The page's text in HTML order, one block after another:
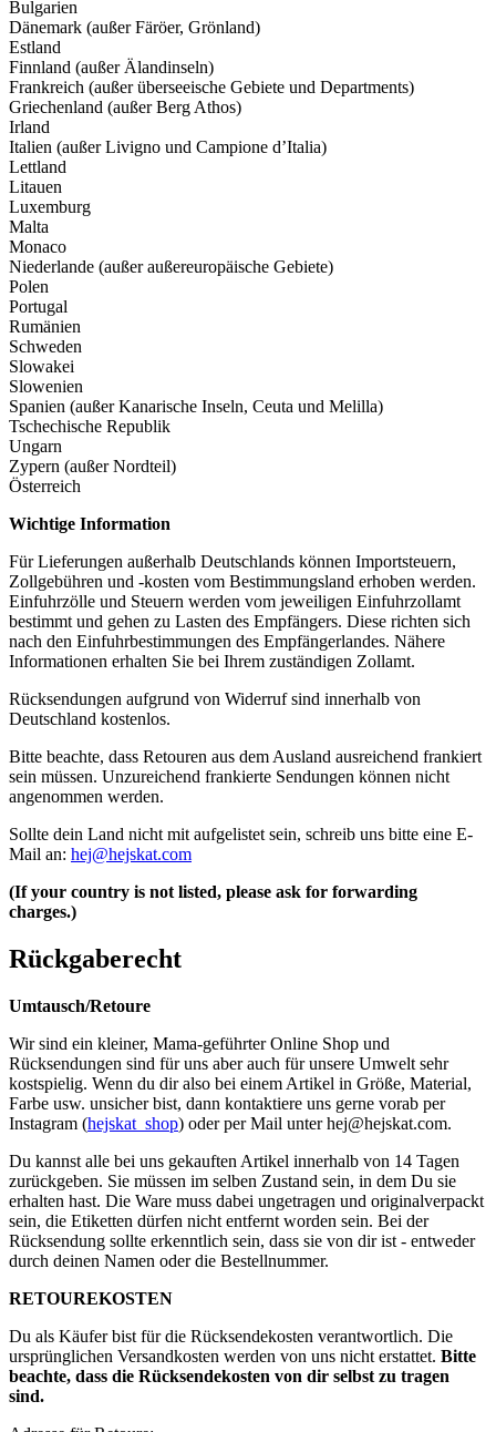
Bulgarien
Dänemark (außer Färöer, Grönland)
Estland
Finnland (außer Älandinseln)
Frankreich (außer überseeische Gebiete und Departments)
Griechenland (außer Berg Athos)
Irland
Italien (außer Livigno und Campione d’Italia)
Lettland
Litauen
Luxemburg
Malta
Monaco
Niederlande (außer außereuropäische Gebiete)
Polen
Portugal
Rumänien
Schweden
Slowakei
Slowenien
Spanien (außer Kanarische Inseln, Ceuta und Melilla)
Tschechische Republik
Ungarn
Zypern (außer Nordteil)
Österreich
Wichtige Information
Für Lieferungen außerhalb Deutschlands können Importsteuern,
Zollgebühren und -kosten vom Bestimmungsland erhoben werden.
Einfuhrzölle und Steuern werden vom jeweiligen Einfuhrzollamt
bestimmt und gehen zu Lasten des Empfängers. Diese richten sich
nach den Einfuhrbestimmungen des Empfängerlandes. Nähere
Informationen erhalten Sie bei Ihrem zuständigen Zollamt.
Rücksendungen aufgrund von Widerruf sind innerhalb von
Deutschland kostenlos.
Bitte beachte, dass Retouren aus dem Ausland ausreichend frankiert
sein müssen. Unzureichend frankierte Sendungen können nicht
angenommen werden.
Sollte dein Land nicht mit aufgelistet sein, schreib uns bitte eine E-
Mail an: hej@hejskat.com
(If your country is not listed, please ask for forwarding
charges.)
Rückgaberecht
Umtausch/Retoure
Wir sind ein kleiner, Mama-geführter Online Shop und
Rücksendungen sind für uns aber auch für unsere Umwelt sehr
kostspielig. Wenn du dir also bei einem Artikel in Größe, Material,
Farbe usw. unsicher bist, dann kontaktiere uns gerne vorab per
Instagram (hejskat_shop) oder per Mail unterhej@hejskat.com.
Du kannst alle bei uns gekauften Artikel innerhalb von 14 Tagen
zurückgeben. Sie müssen im selben Zustand sein, in dem Du sie
erhalten hast. Die Ware muss dabei ungetragen und originalverpackt
sein, die Etiketten dürfen nicht entfernt worden sein. Bei der
Rücksendung sollte erkenntlich sein, dass sie von dir ist - entweder
durch deinen Namen oder die Bestellnummer.
RETOUREKOSTEN
Du als Käufer bist für die Rücksendekosten verantwortlich. Die
ursprünglichen Versandkosten werden von uns nicht erstattet. Bitte
beachte, dass die Rücksendekosten von dir selbst zu tragen
sind.